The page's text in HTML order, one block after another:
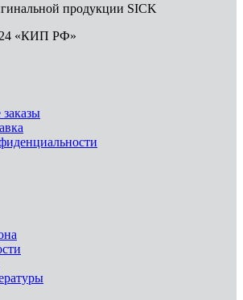
продукции SICK
«КИП РФ»